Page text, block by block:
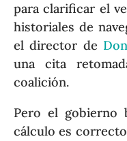
para clarificar el
historiales de
el director de
una cita
coalición.
Pero el gobierno
cálculo es